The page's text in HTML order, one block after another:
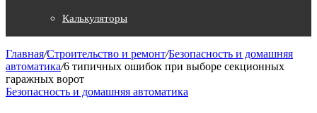
Калькуляторы
Главная/Строительство и ремонт/Безопасность и домашняя
автоматика/6 типичных ошибок при выборе секционных
гаражных ворот
Безопасность и домашняя автоматика